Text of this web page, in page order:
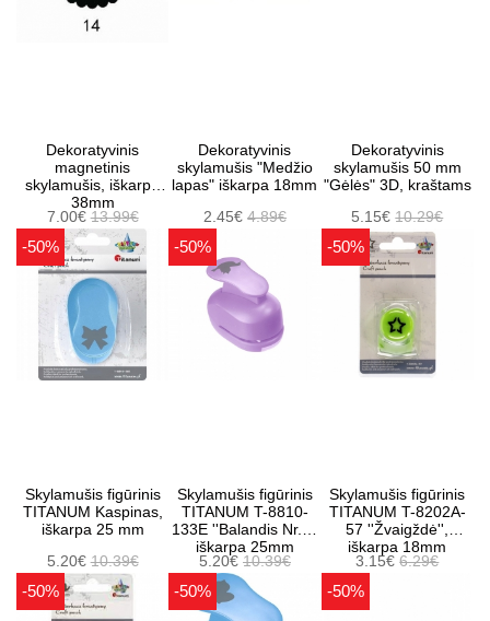
Dekoratyvinis
magnetinis
skylamušis, iškarpa
38mm
7.00€13.99€
Dekoratyvinis
skylamušis "Medžio
lapas" iškarpa 18mm
2.45€ 4.89€
Dekoratyvinis
skylamušis 50 mm
"Gėlės" 3D, kraštams
5.15€10.29€
-50%
Skylamušis figūrinis
TITANUM Kaspinas,
iškarpa 25 mm
5.20€10.39€
-50%
Skylamušis figūrinis
TITANUM T-8810-
133E ''Balandis Nr.2''
iškarpa 25mm
5.20€ 10.39€
-50%
Skylamušis figūrinis
TITANUM T-8202A-
57 ''Žvaigždė'',
iškarpa 18mm
3.15€6.29€
-50% -50% -50%